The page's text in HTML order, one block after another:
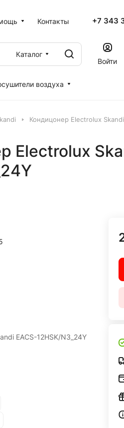
Контакты +7 343
Каталог
Войти
воздуха
Кондицонер Electrolux
Electrolux
EACS-12HSK/N3_24Y